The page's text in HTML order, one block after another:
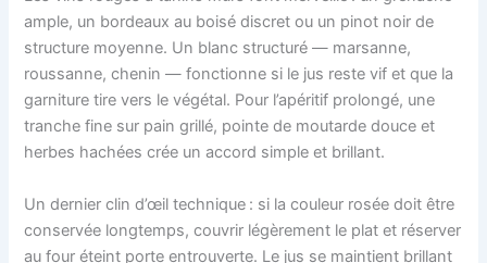
ample, un bordeaux au boisé discret ou un pinot noir de
structure moyenne. Un blanc structuré — marsanne,
roussanne, chenin — fonctionne si le jus reste vif et que la
garniture tire vers le végétal. Pour l’apéritif prolongé, une
tranche fine sur pain grillé, pointe de moutarde douce et
herbes hachées crée un accord simple et brillant.
Un dernier clin d’œil technique : si la couleur rosée doit être
conservée longtemps, couvrir légèrement le plat et réserver
au four éteint porte entrouverte. Le jus se maintient brillant